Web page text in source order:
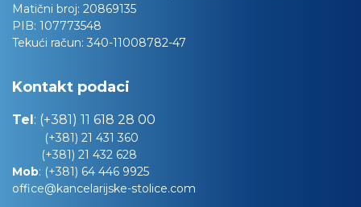
Matični broj: 20869135
PIB: 107773548
Tekući račun: 340-11008782-47
Kontakt podaci
Tel: (+381) 11 618 28 00
(+381) 21 431 360
(+381) 21 432 628
Mob: (+381) 64 446 9925
office@kancelarijske-stolice.com